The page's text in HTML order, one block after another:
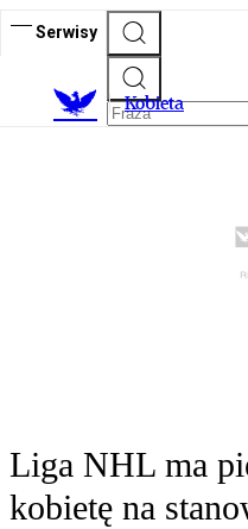
Serwisy
Kobieta
Liga NHL ma
kobietę na